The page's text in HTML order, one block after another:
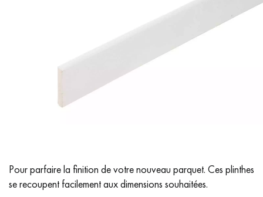
PARQUET EN BOIS BRUT
PARQUET EN CHÊNE FUMÉ
PARQUET LAMES LARGES XXL
Nos conseillers sont disponibles au
28 79 01 41
Pour parfaire la finition de votre nouveau parquet. Ces plinthes
se recoupent facilement aux dimensions souhaitées.